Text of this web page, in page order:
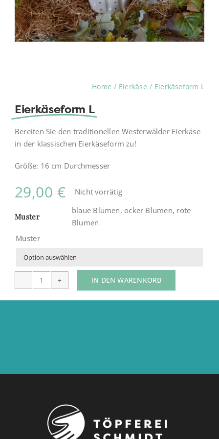
Home Eierkäse Eierkäseform L
Eierkäseform L
Bereiten Sie den traditionellen Westerwälder Eierkäse
in der klassischen Eierkäseform zu!
Größe: 16 cm Durchmesser
29,00 € Nicht vorrätig
Muster
blaue Blumen, ocker Blumen, rote
Blumen
Muster
Eierkäseform
IN DEN WARENKORB